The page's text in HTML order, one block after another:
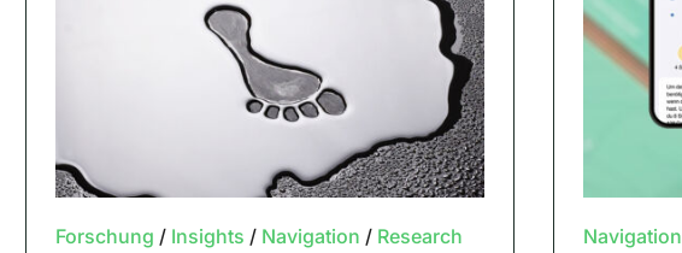
Forschung / Insights / Navigation / Research Navigation